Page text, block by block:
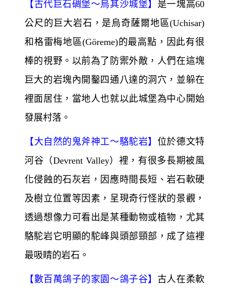
【古代巨石碉堡～烏其沙城堡】 是一塊高60
公尺的巨大岩石，是烏奇薩爾地區(Uchisar)
和格雷梅地區(Göreme)的最高點，因此有很
棒的視野。以前為了防禦外敵，人們在這塊
巨大的岩塊內開鑿四通八達的洞穴，並躲在
裡面居住，當地人也就以此城堡為中心開始
發展村落。
【大自然的鬼斧神工～駱駝岩】 位於德文特
河谷（Devrent Valley）裡，有很多長期被風
化侵蝕的石灰岩，因應時間長短、岩石軟硬
及樹立位置等因素，呈現奇行怪狀的景觀，
透過想像力可看出是某種動物或植物，尤其
駱駝岩它明顯的駝峰與頭部頸部，成了這裡
最吸睛的岩石。
【數百萬鴿子的家園～鴿子谷】 古人在柔軟